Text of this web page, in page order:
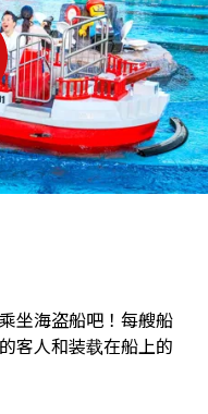
坐海盗船吧！每艘船
客人和装载在船上的